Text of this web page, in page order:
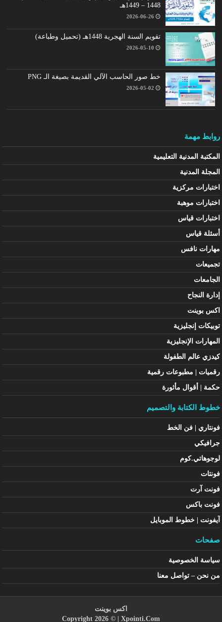
1448 – 1449هـ
2026-06-26
تقويم السنة الهجرية 1448هـ (تحميل وطباعة)
2026-05-10
خط صور الحاسب الآلي القديمة بصيغة الـ PNG
2026-05-02
روابط مهمة
المكتبة المدنية التعليمية
المجلة المدنية
اختبارات مركزية
اختبارات موهبة
اختبارات قياس
أسئلة قياس
مهارات نافس
تجميعات
الجامعات
إدارة النجاح
اكس بوينت
توبيكات إنجليزية
المهارات الإنجليزية
كيدزي عالم الطفولة
رقميات | مطبوعات رقمية
حكمة | أقوال مأثورة
خطوط الكتابة والتصميم
فونتاري | فن الخط
جرافيكي
لوجوهاتي.كوم
فونتات
فونت آرت
فونت باكس
آيفونت | خطوط الموبايل
صفحات
سياسة الخصوصية
من نحن – تواصل معنا
اكس بوينت
Copyright 2026 © | Xpointi.Com